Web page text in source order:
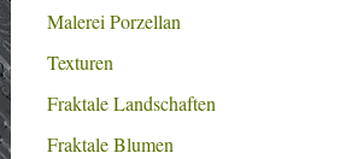
Malerei Porzellan
Texturen
Fraktale Landschaften
Fraktale Blumen